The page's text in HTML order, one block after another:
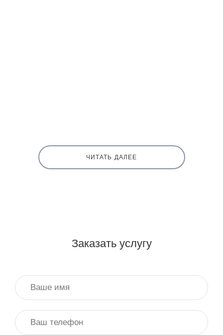
ЧИТАТЬ ДАЛЕЕ
Заказать услугу